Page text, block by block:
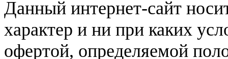
Данный интернет-сайт
характер и ни при каких
офертой, определяемой